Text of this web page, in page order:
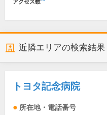
アクセス数
近隣エリアの検索結果
トヨタ記念病院
所在地・電話番号